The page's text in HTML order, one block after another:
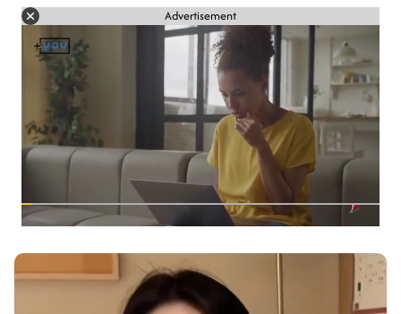
Advertisement